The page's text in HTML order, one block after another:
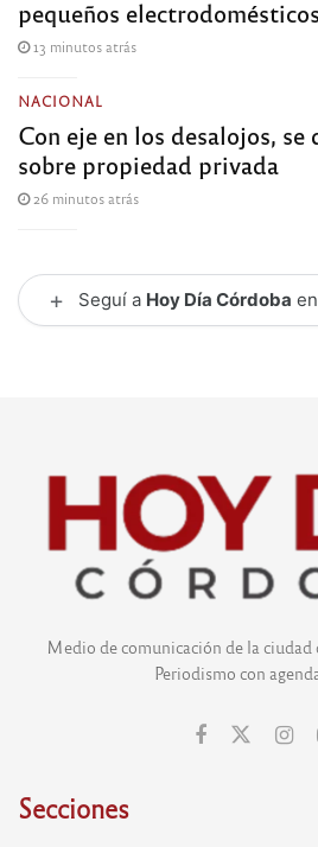
pequeños electrodomésticos
13 minutos atrás
NACIONAL
Con eje en los desalojos,
sobre propiedad privada
26 minutos atrás
+ Seguí a Hoy Día Córdoba en
Medio de comunicación de la ciudad
Periodismo con
Secciones